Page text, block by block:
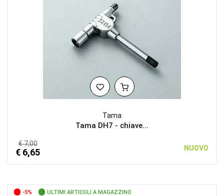
Tama
Tama DH7 - chiave...
€ 7,00
€ 6,65 NUOVO
-5% ULTIMI ARTICOLI A MAGAZZINO